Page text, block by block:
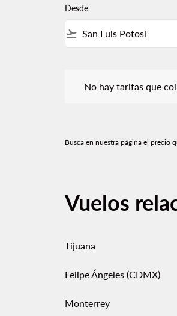
Desde
flight_takeoff
No hay tarifas que
Busca en nuestra página el precio
Vuelos
Tijuana
Felipe Ángeles (CDMX)
Monterrey